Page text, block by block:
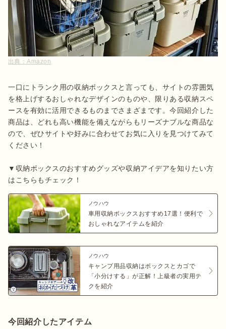
出典：Amazon
一口にトランク用の収納ボックスと言っても、サイトの雰囲気
を格上げするおしゃれなデザインのものや、限りある収納スペ
ースを有効に活用できるものまでさまざまです。今回紹介した
商品は、どれも高い機能を備えながらもリーズナブルな商品な
ので、ぜひサイトや好みに合わせてお気に入りを見つけてみて
ください！
▼収納ボックスのおすすめグッズや収納アイデアを知りたい方
はこちらもチェック！
ノウハウ
車用収納ボックスおすすめ17選！便利で
おしゃれなアイテムを紹介
ノウハウ
キャンプ用品収納はボックスとカゴで
「小分けする」が正解！上級者の実用テ
クを紹介
今回紹介したアイテム